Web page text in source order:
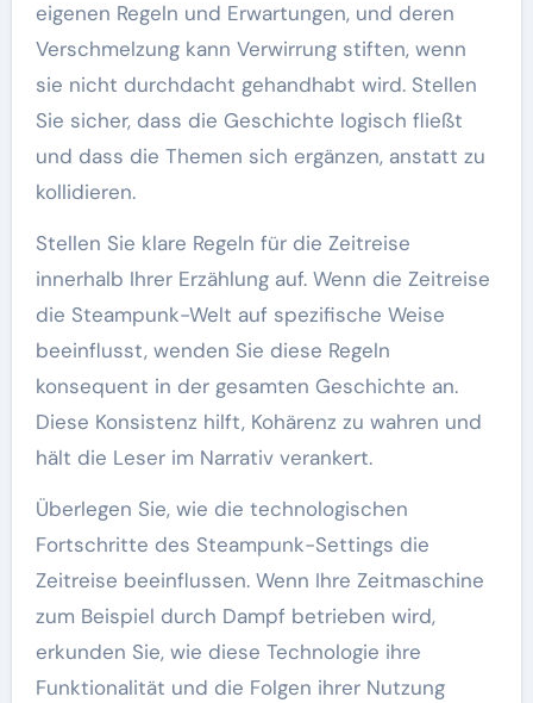
eigenen Regeln und Erwartungen, und deren
Verschmelzung kann Verwirrung stiften, wenn
sie nicht durchdacht gehandhabt wird. Stellen
Sie sicher, dass die Geschichte logisch fließt
und dass die Themen sich ergänzen, anstatt zu
kollidieren.
Stellen Sie klare Regeln für die Zeitreise
innerhalb Ihrer Erzählung auf. Wenn die Zeitreise
die Steampunk-Welt auf spezifische Weise
beeinflusst, wenden Sie diese Regeln
konsequent in der gesamten Geschichte an.
Diese Konsistenz hilft, Kohärenz zu wahren und
hält die Leser im Narrativ verankert.
Überlegen Sie, wie die technologischen
Fortschritte des Steampunk-Settings die
Zeitreise beeinflussen. Wenn Ihre Zeitmaschine
zum Beispiel durch Dampf betrieben wird,
erkunden Sie, wie diese Technologie ihre
Funktionalität und die Folgen ihrer Nutzung